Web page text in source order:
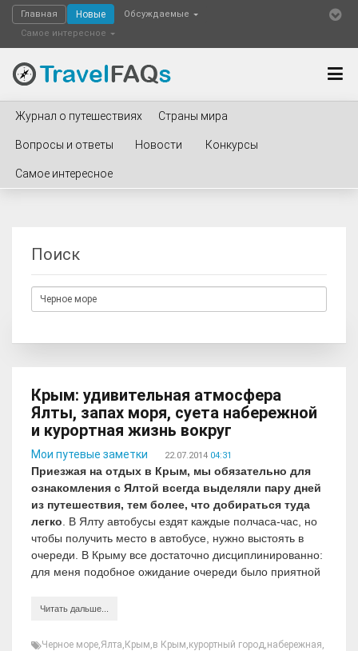
Главная Новые
Обсуждаемые
Самое интересное
Журнал о путешествиях Страны мира
Вопросы и ответы Новости Конкурсы
Самое интересное
Поиск
Крым: удивительная атмосфера
Ялты, запах моря, суета набережной
и курортная жизнь вокруг
Мои путевые заметки 22.07.2014 04:31
Приезжая на отдых в Крым, мы обязательно для
ознакомления с Ялтой всегда выделяли пару дней
из путешествия, тем более, что добираться туда
легко . В Ялту автобусы ездят каждые полчаса-час, но
чтобы получить место в автобусе, нужно выстоять в
очереди. В Крыму все достаточно дисциплинированно:
для меня подобное ожидание очереди было приятной
Читать дальше...
Черное море,Ялта, Крым,в Крым,курортный город,набережная,